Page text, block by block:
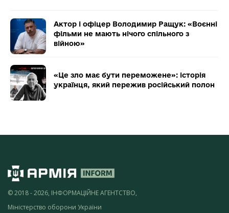
Актор і офіцер Володимир Ращук: «Воєнні
фільми не мають нічого спільного з
війною»
«Це зло має бути переможене»: історія
українця, який пережив російський полон
© 2018 - 2026, ІНФОРМАЦІЙНЕ АГЕНТСТВО,
Міністерство оборони України